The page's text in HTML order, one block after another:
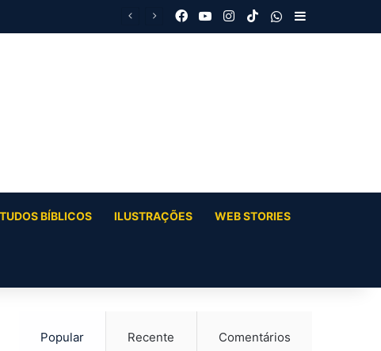
Facebook
YouTubeInstagram
TikTokWhatsApp
Barra Lateral
BÍBLICOS ILUSTRAÇÕES WEB STORIES
Popular Recente Comentários